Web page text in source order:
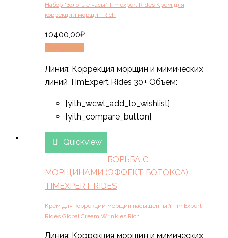
Набор “Золотые часы” Timexpert Rides Крем для
коррекции морщин Rich
10400,00₽
Линия: Коррекция морщин и мимических
линий TimExpert Rides 30+ Объем:
[yith_wcwl_add_to_wishlist]
[yith_compare_button]
Quickview
БОРЬБА С
МОРЩИНАМИ (ЭФФЕКТ БОТОКСА)
TIMEXPERT RIDES
Крем для коррекции морщин насыщенный TimExpert
Rides Global Cream Wrinkles Rich
Линия: Коррекция морщин и мимических